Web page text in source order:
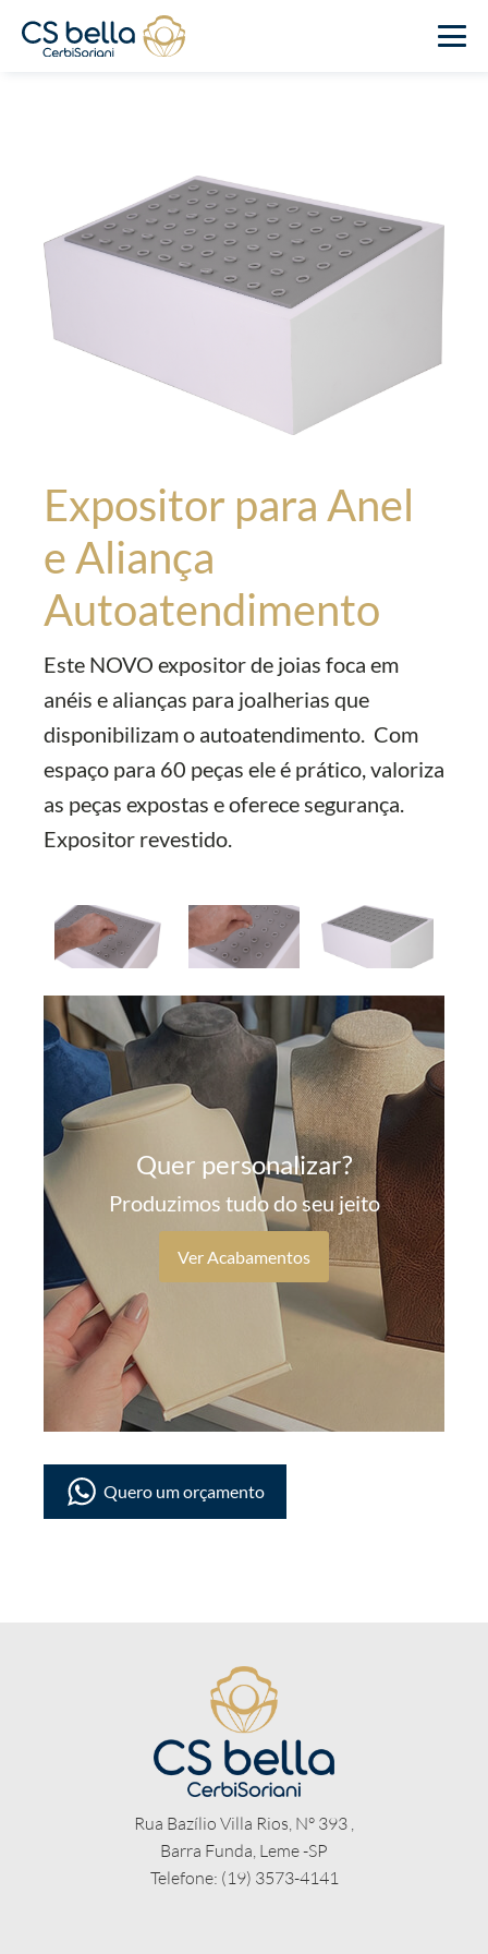
Expositor para Anel
e Aliança
Autoatendimento
Este NOVO expositor de joias foca em
anéis e alianças para joalherias que
disponibilizam o autoatendimento. Com
espaço para 60 peças ele é prático, valoriza
as peças expostas e oferece segurança.
Expositor revestido.
Quer personalizar?
Produzimos tudo do seu jeito
Ver Acabamentos
Quero um orçamento
Rua Bazílio Villa Rios, N° 393 ,
Barra Funda, Leme -SP
Telefone: (19) 3573-4141